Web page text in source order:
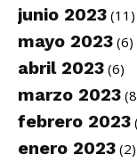
junio 2023 (11)
mayo 2023 (6)
abril 2023 (6)
marzo 2023
febrero 2023
enero 2023 (2)